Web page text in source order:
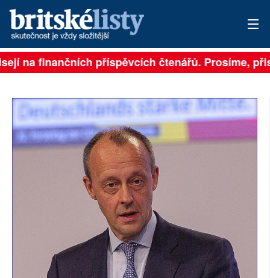
PŘIHLÁSIT
ARCHIV
ROZHOVORY
NEJČTENĚJŠÍ ZA 7 DNÍ
PŘÍSPĚVKY NA PROVOZ
na finančních příspěvcích čtenářů. Prosíme,